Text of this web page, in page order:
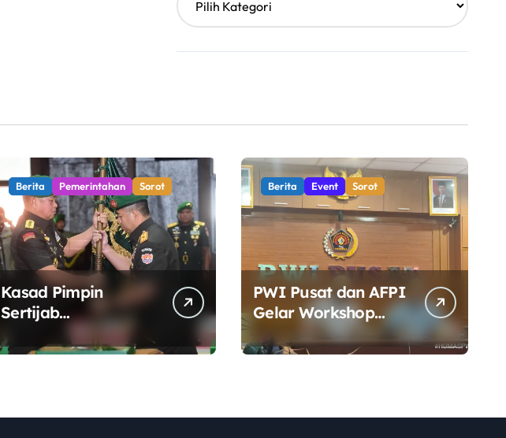
Berita Pemerintahan Sorot
Kasad Pimpin
Sertijab
Dansecapaad,
yang Adaptif dan
Berita Event Sorot
PWI Pusat dan AFPI
Gelar Workshop
Jurnalistik, Perkuat
Literasi Keuangan